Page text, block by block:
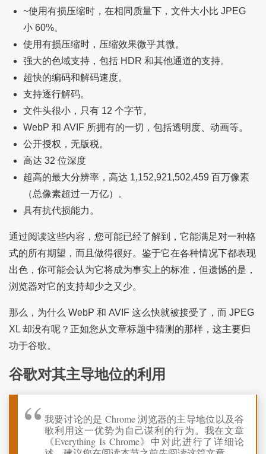
~使用有损压缩时，在相同质量下，文件大小比 JPEG
小 60%。
使用有损压缩时，压缩效果微乎其微。
强大的色域支持，包括 HDR 和其他通道的支持。
超快的编码和解码速度。
支持逐行解码。
文件头很小，只有 12 个字节。
WebP 和 AVIF 所拥有的一切，包括透明度、动画等。
公开授权，无版税。
高达 32 位深度
超高的最大分辨率，高达 1,152,921,502,459 百万像素
（总像素超过一万亿）。
具有抗代损能力。
通过阅读这些内容，您可能已经了解到，它能满足对一种格
式的所有期望，而且做得很好。鉴于它在各种情况下都表现
出色，你可能会认为它将成为事实上的标准，但遗憾的是，
浏览器对它的支持却少之又少。
那么，为什么 WebP 和 AVIF 这么快就被接受了，而 JPEG
XL 却没有呢？正如您从文章标题中猜测的那样，这主要归
功于谷歌。
谷歌对其主导地位的利用
我要讨论的是 Chrome 浏览器的主导地位以及谷
歌利用这一优势为自己谋利的行为。我在文章
《Everything Is Chrome》中对此进行了详细论